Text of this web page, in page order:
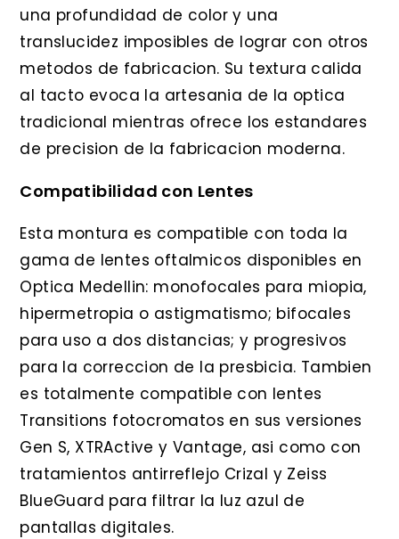
una profundidad de color y una
translucidez imposibles de lograr con otros
metodos de fabricacion. Su textura calida
al tacto evoca la artesania de la optica
tradicional mientras ofrece los estandares
de precision de la fabricacion moderna.
Compatibilidad con Lentes
Esta montura es compatible con toda la
gama de lentes oftalmicos disponibles en
Optica Medellin: monofocales para miopia,
hipermetropia o astigmatismo; bifocales
para uso a dos distancias; y progresivos
para la correccion de la presbicia. Tambien
es totalmente compatible con lentes
Transitions fotocromatos en sus versiones
Gen S, XTRActive y Vantage, asi como con
tratamientos antirreflejo Crizal y Zeiss
BlueGuard para filtrar la luz azul de
pantallas digitales.